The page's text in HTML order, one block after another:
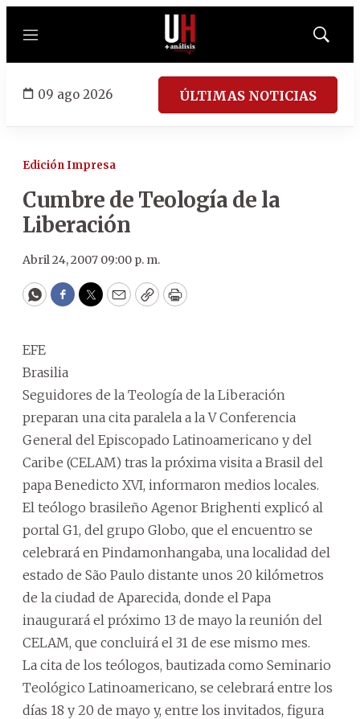
Menú
Mostrar
09 ago 2026 ÚLTIMAS NOTICIAS
Edición Impresa
Cumbre de Teología de la
Liberación
Abril 24, 2007 09:00 p. m.
WhatsApp
Facebook
Twitter
EmailCopyPrint
EFE
Brasilia
Seguidores de la Teología de la Liberación
preparan una cita paralela a la V Conferencia
General del Episcopado Latinoamericano y del
Caribe (CELAM) tras la próxima visita a Brasil del
papa Benedicto XVI, informaron medios locales.
El teólogo brasileño Agenor Brighenti explicó al
portal G1, del grupo Globo, que el encuentro se
celebrará en Pindamonhangaba, una localidad del
estado de São Paulo distante unos 20 kilómetros
de la ciudad de Aparecida, donde el Papa
inaugurará el próximo 13 de mayo la reunión del
CELAM, que concluirá el 31 de ese mismo mes.
La cita de los teólogos, bautizada como Seminario
Teológico Latinoamericano, se celebrará entre los
días 18 y 20 de mayo y, entre los invitados, figura